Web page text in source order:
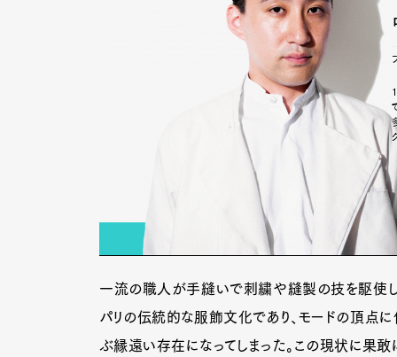
一流の職人が手縫いで刺繍や縫製の技を駆使し
パリの伝統的な服飾文化であり、モードの頂点
ぶ縁遠い存在になってしまった。この現状に果